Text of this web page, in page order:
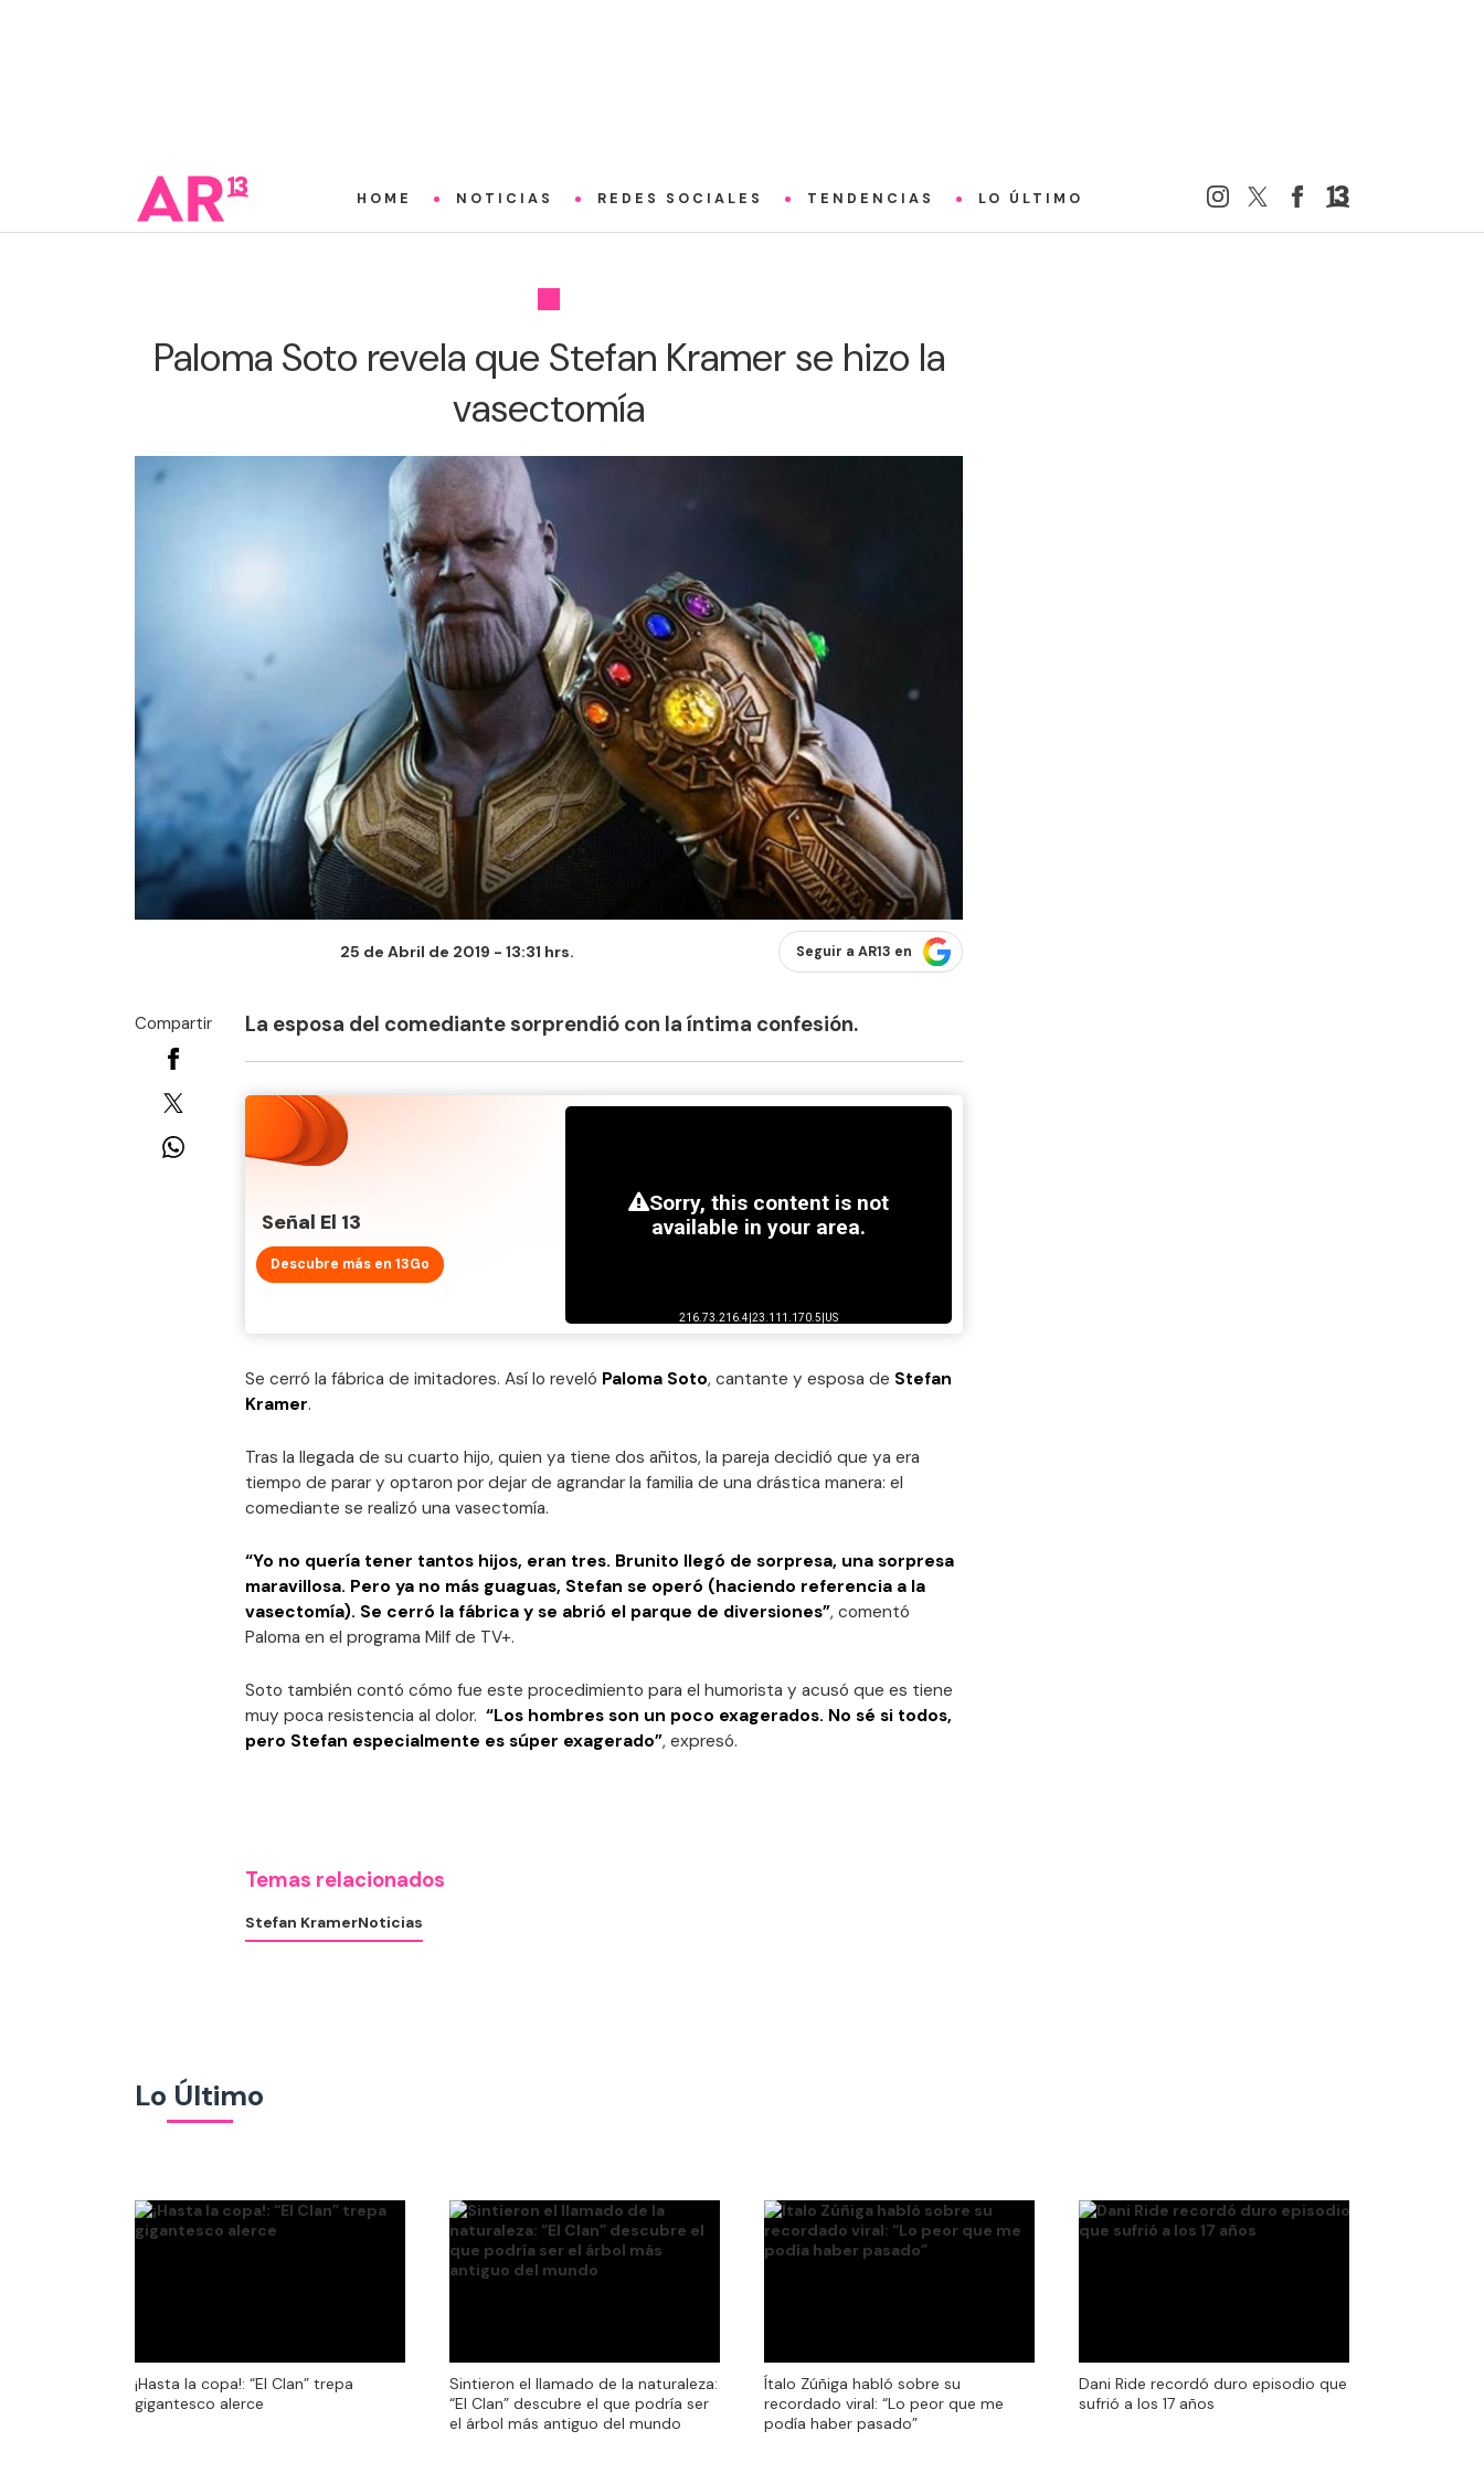
HOME NOTICIAS REDES SOCIALES TENDENCIAS LO ÚLTIMO
Paloma Soto revela que Stefan Kramer se hizo la
vasectomía
25 de Abril de 2019 - 13:31 hrs. Seguir a AR13 en
Compartir La esposa del comediante sorprendió con la íntima confesión.
Señal El 13
Descubre más en 13Go
Se cerró la fábrica de imitadores. Así lo reveló Paloma Soto, cantante y esposa de Stefan
Kramer.
Tras la llegada de su cuarto hijo, quien ya tiene dos añitos, la pareja decidió que ya era
tiempo de parar y optaron por dejar de agrandar la familia de una drástica manera: el
comediante se realizó una vasectomía.
“Yo no quería tener tantos hijos, eran tres. Brunito llegó de sorpresa, una sorpresa
maravillosa. Pero ya no más guaguas, Stefan se operó (haciendo referencia a la
vasectomía). Se cerró la fábrica y se abrió el parque de diversiones”, comentó
Paloma en el programa Milf de TV+.
Soto también contó cómo fue este procedimiento para el humorista y acusó que es tiene
muy poca resistencia al dolor. “Los hombres son un poco exagerados. No sé si todos,
pero Stefan especialmente es súper exagerado”, expresó.
Temas relacionados
Stefan KramerNoticias
Lo Último
gigantesco alerce
¡Hasta la copa!: “El Clan” trepa
gigantesco alerce
“El Clan” descubre el que podría ser
el árbol más antiguo del mundo
Sintieron el llamado de la naturaleza:
“El Clan” descubre el que podría ser
el árbol más antiguo del mundo
Ítalo Zúñiga habló sobre su
recordado viral: “Lo peor que me
podía haber pasado”
Dani Ride recordó duro episodio que
sufrió a los 17 años